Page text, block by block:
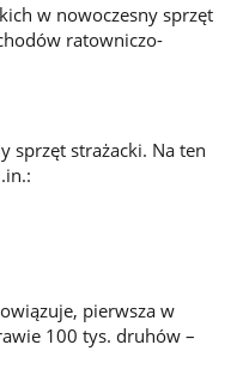
w nowoczesny sprzęt
ratowniczo-
sprzęt strażacki. Na ten
pierwsza w
100 tys. druhów –